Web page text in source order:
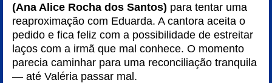
(Ana Alice Rocha dos Santos) para tentar uma
reaproximação com Eduarda. A cantora aceita o
pedido e fica feliz com a possibilidade de estreitar
laços com a irmã que mal conhece. O momento
parecia caminhar para uma reconciliação tranquila
— até Valéria passar mal.